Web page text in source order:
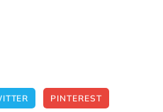
PINTEREST